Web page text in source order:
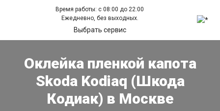
Время работы: с 08:00 до 22:00
Ежедневно, без выходных.
Выбрать сервис
Оклейка пленкой капота
Skoda Kodiaq (Шкода
Кодиак) в Москве